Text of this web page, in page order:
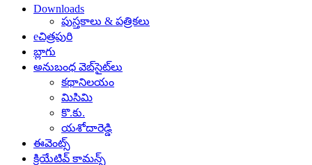
Downloads
పుస్తకాలు & పత్రికలు
eచిత్రపురి
బ్లాగు
అనుబంధ వెబ్‌సైట్‌లు
కథానిలయం
మిసిమి
కొ.కు.
యశోదారెడ్డి
ఈవెంట్స్
క్రియేటివ్ కామన్స్